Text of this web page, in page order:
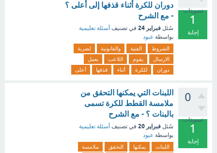
تصويتات
1
إجابة
دوران للكرة أثناء قذفها إلى أعلى ؟
- مع الشرح
سُئل فبراير 24 في تصنيف أسئلة تعليمية
بواسطة عبود
الشروط الفنية والقانونية
لضربة
الارسال
يقوم اللاعب
بعمل
دوران
للكرة أثناء قذفها أعلى
0
تصويتات
1
إجابة
اللبنات التي يمكنها التحقق من
ملامسة القطط للكرة تسمى
بالبنات ؟ - مع الشرح
سُئل فبراير 20 في تصنيف أسئلة تعليمية
بواسطة عبود
اللبنات يمكنها التحقق
ملامسة